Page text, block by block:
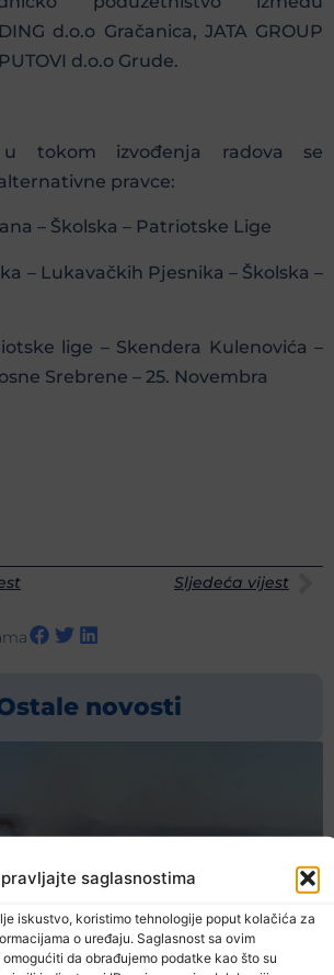
saglasnostima
iskustvo, koristimo tehnologije poput kolačića za
o uređaju. Saglasnost sa ovim
da obrađujemo podatke kao što su
d.o.o Gračanica, JATA GROUP
d.o.o Grude.
tokom izvođenja radova se
pravce:
Školska – Patriotske Lige
Pjesnika – Školska –
– Skendera Kulenovića –
Srebrene – 25. Novembra
Sljedeća vijest
novosti